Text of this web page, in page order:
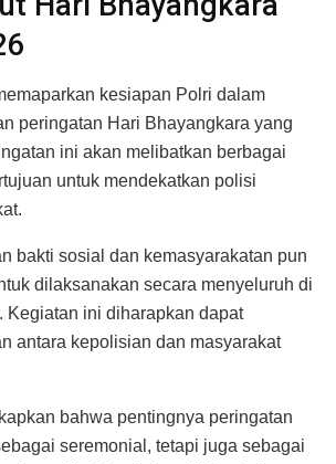
kesiapan Polri dalam
peringatan Hari Bhayangkara yang
ini akan melibatkan berbagai
untuk mendekatkan polisi
bakti sosial dan kemasyarakatan pun
dilaksanakan secara menyeluruh di
Kegiatan ini diharapkan dapat
antara kepolisian dan masyarakat
bahwa pentingnya peringatan
seremonial, tetapi juga sebagai